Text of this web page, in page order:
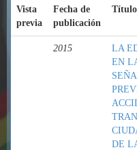
Vista
previa
Fecha de
publicación
Título
2015
LA
EN
DE